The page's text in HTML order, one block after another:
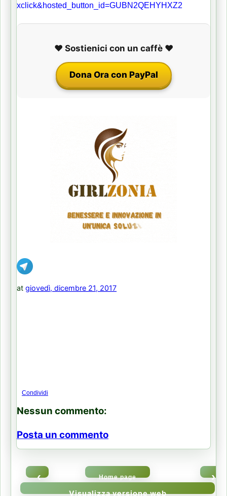
xclick&hosted_button_id=GUBN2QEHYHXZ2
❤️ Sostienici con un caffè ❤️
Dona Ora con PayPal
at giovedì, dicembre 21, 2017
Condividi
Nessun commento:
Posta un commento
‹ ›
Home page
Visualizza versione web